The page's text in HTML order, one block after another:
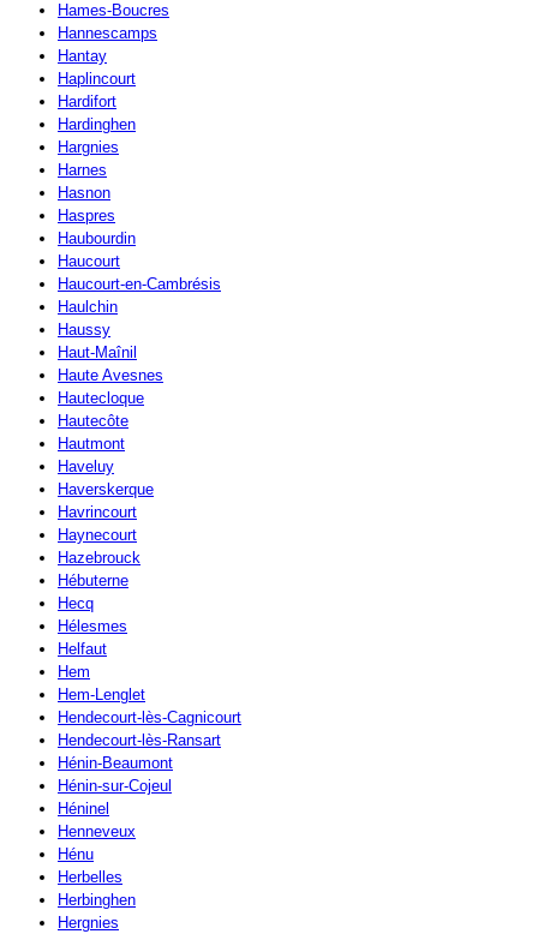
Hames-Boucres
Hannescamps
Hantay
Haplincourt
Hardifort
Hardinghen
Hargnies
Harnes
Hasnon
Haspres
Haubourdin
Haucourt
Haucourt-en-Cambrésis
Haulchin
Haussy
Haut-Maînil
Haute Avesnes
Hautecloque
Hautecôte
Hautmont
Haveluy
Haverskerque
Havrincourt
Haynecourt
Hazebrouck
Hébuterne
Hecq
Hélesmes
Helfaut
Hem
Hem-Lenglet
Hendecourt-lès-Cagnicourt
Hendecourt-lès-Ransart
Hénin-Beaumont
Hénin-sur-Cojeul
Héninel
Henneveux
Hénu
Herbelles
Herbinghen
Hergnies